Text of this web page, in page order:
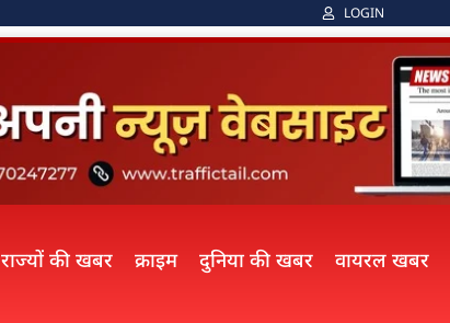
LOGIN
राज्यों की खबर क्राइम दुनिया की खबर वायरल खबर